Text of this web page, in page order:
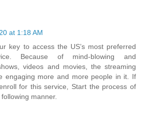
at 1:18 AM
key to access the US’s most preferred
Because of mind-blowing and
videos and movies, the streaming
engaging more and more people in it. If
for this service, Start the process of
manner.